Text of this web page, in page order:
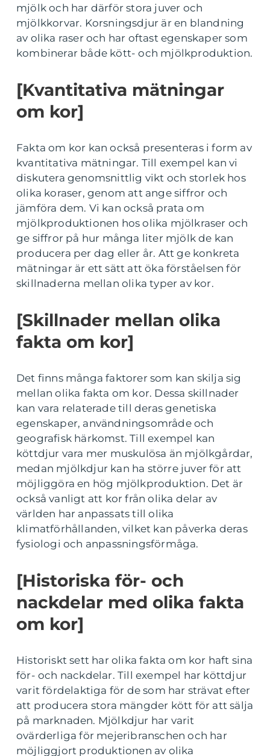
mjölk och har därför stora juver och
mjölkkorvar. Korsningsdjur är en blandning
av olika raser och har oftast egenskaper som
kombinerar både kött- och mjölkproduktion.
[Kvantitativa mätningar
om kor]
Fakta om kor kan också presenteras i form av
kvantitativa mätningar. Till exempel kan vi
diskutera genomsnittlig vikt och storlek hos
olika koraser, genom att ange siffror och
jämföra dem. Vi kan också prata om
mjölkproduktionen hos olika mjölkraser och
ge siffror på hur många liter mjölk de kan
producera per dag eller år. Att ge konkreta
mätningar är ett sätt att öka förståelsen för
skillnaderna mellan olika typer av kor.
[Skillnader mellan olika
fakta om kor]
Det finns många faktorer som kan skilja sig
mellan olika fakta om kor. Dessa skillnader
kan vara relaterade till deras genetiska
egenskaper, användningsområde och
geografisk härkomst. Till exempel kan
köttdjur vara mer muskulösa än mjölkgårdar,
medan mjölkdjur kan ha större juver för att
möjliggöra en hög mjölkproduktion. Det är
också vanligt att kor från olika delar av
världen har anpassats till olika
klimatförhållanden, vilket kan påverka deras
fysiologi och anpassningsförmåga.
[Historiska för- och
nackdelar med olika fakta
om kor]
Historiskt sett har olika fakta om kor haft sina
för- och nackdelar. Till exempel har köttdjur
varit fördelaktiga för de som har strävat efter
att producera stora mängder kött för att sälja
på marknaden. Mjölkdjur har varit
ovärderliga för mejeribranschen och har
möjliggjort produktionen av olika